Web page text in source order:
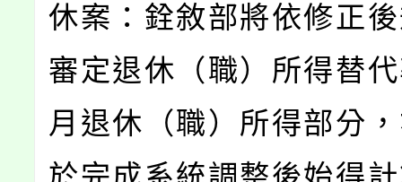
休案：銓敘部將依修正
審定退休（職）所得替
月退休（職）所得部分